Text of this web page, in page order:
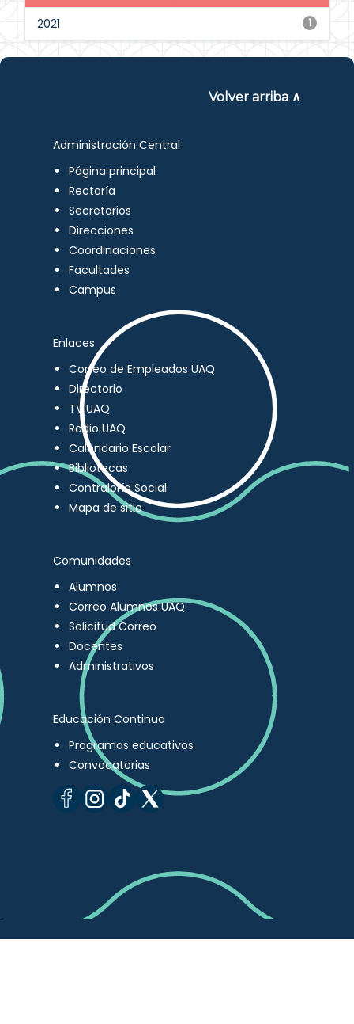
1
2021
Volver arriba ∧
Administración Central
Página principal
Rectoría
Secretarios
Direcciones
Coordinaciones
Facultades
Campus
Enlaces
Correo de Empleados UAQ
Directorio
TV UAQ
Radio UAQ
Calendario Escolar
Bibliotecas
Contraloría Social
Mapa de sitio
Comunidades
Alumnos
Correo Alumnos UAQ
Solicitud Correo
Docentes
Administrativos
Educación Continua
Programas educativos
Convocatorias